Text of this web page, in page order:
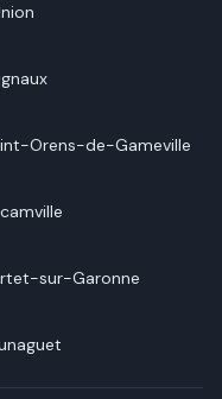
Orens-de-Gameville
sur-Garonne